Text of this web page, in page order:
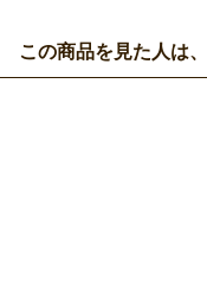
この商品を見た人は